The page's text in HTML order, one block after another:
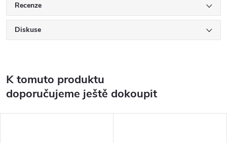
Recenze
Diskuse
K tomuto produktu
doporučujeme ještě dokoupit